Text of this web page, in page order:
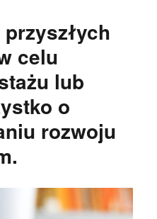
celu
lub
o
rozwoju